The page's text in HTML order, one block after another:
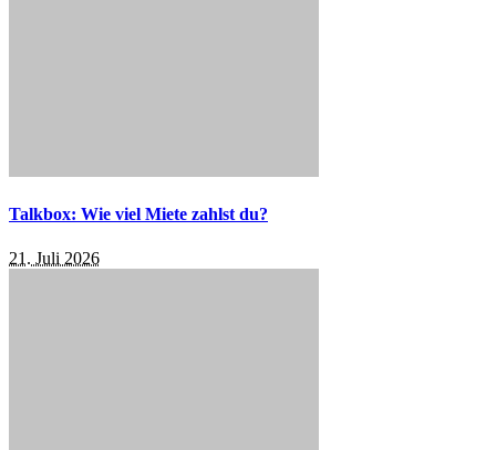
Talkbox: Wie viel Miete zahlst du?
21. Juli 2026